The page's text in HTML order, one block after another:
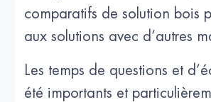
comparatifs de solution bois
aux solutions avec d’autres
Les temps de questions et
été importants et